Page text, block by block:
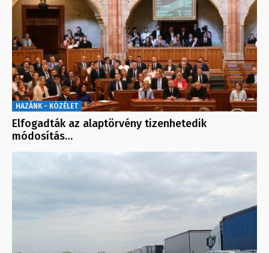
HAZÁNK - KÖZÉLET
Elfogadták az alaptörvény tizenhetedik
módosítás…